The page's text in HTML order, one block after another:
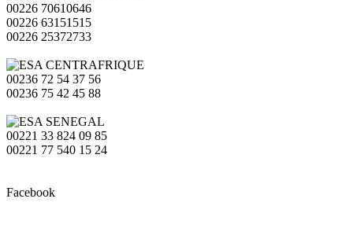
00226 70610646
00226 63151515
00226 25372733
00236 72 54 37 56
00236 75 42 45 88
00221 33 824 09 85
00221 77 540 15 24
Facebook